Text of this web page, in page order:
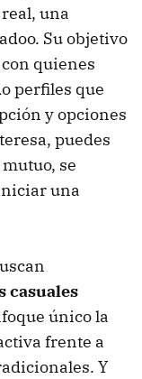
una
Su objetivo
quienes
perfiles que
y opciones
puedes
se
una
casuales
único la
frente a
Y